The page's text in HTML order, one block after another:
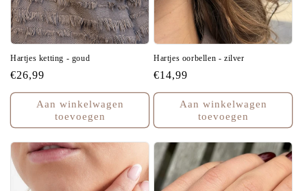
Hartjes ketting - goud
Normale
prijs
€26,99
Aan winkelwagen
toevoegen
Hartjes oorbellen - zilver
Normale
prijs
€14,99
Aan winkelwagen
toevoegen